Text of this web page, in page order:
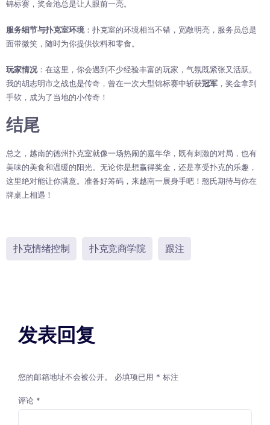
锦标赛，奖金池总是让人眼前一亮。
服务细节与扑克室环境 ：扑克室的环境相当不错，宽敞明亮，服务员总是
面带微笑，随时为你提供饮料和零食。
玩家情况：在这里，你会遇到不少经验丰富的玩家，气氛既紧张又活跃。
我的胡志明市之战也是传奇，曾在一次大型锦标赛中斩获冠军 ，奖金拿到
手软，成为了当地的小传奇！
结尾
总之，越南的德州扑克室就像一场热闹的嘉年华，既有刺激的对局，也有
美味的美食和温暖的阳光。无论你是想赢得奖金，还是享受扑克的乐趣，
这里绝对能让你满意。准备好筹码，来越南一展身手吧！憨氏期待与你在
牌桌上相遇！
扑克情绪控制 扑克竞商学院 跟注
发表回复
您的邮箱地址不会被公开。 必填项已用 * 标注
评论 *